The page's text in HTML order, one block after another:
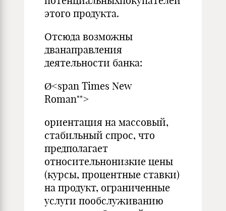
этого продукта.
Отсюда возможны
дванаправления
деятельности банка:
Ø<span Times New
Roman"">
ориентация на массовый,
стабильный спрос, что
предполагает
относительнонизкие цены
(курсы, процентные ставки)
на продукт, ограниченные
услуги пообслуживанию